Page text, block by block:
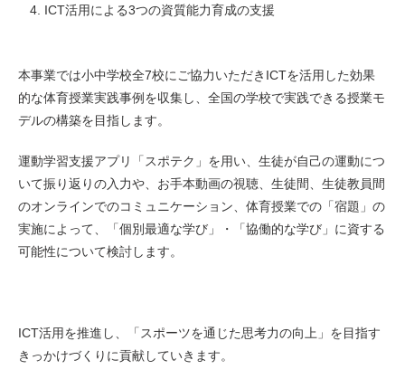
ICT活用による3つの資質能力育成の支援
本事業では小中学校全7校にご協力いただきICTを活用した効果
的な体育授業実践事例を収集し、全国の学校で実践できる授業モ
デルの構築を目指します。
運動学習支援アプリ「スポテク」を用い、生徒が自己の運動につ
いて振り返りの入力や、お手本動画の視聴、生徒間、生徒教員間
のオンラインでのコミュニケーション、体育授業での「宿題」の
実施によって、「個別最適な学び」・「協働的な学び」に資する
可能性について検討します。
ICT活用を推進し、「スポーツを通じた思考力の向上」を目指す
きっかけづくりに貢献していきます。